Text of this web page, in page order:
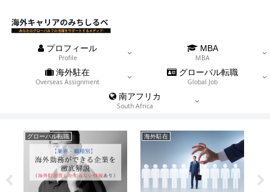
プロフィール
Profile
MBA
MBA
海外駐在
Overseas Assignment
グローバル転職
Global Job
南アフリカ
South Africa
グローバル転職 海外駐在